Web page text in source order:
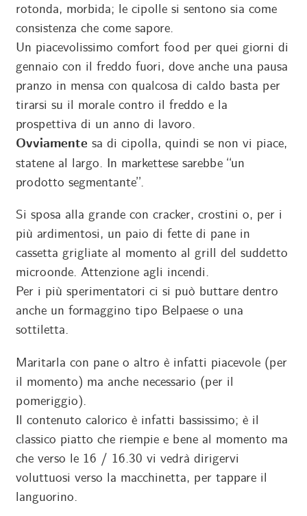
rotonda, morbida; le cipolle si sentono sia come
consistenza che come sapore.
Un piacevolissimo comfort food per quei giorni di
gennaio con il freddo fuori, dove anche una pausa
pranzo in mensa con qualcosa di caldo basta per
tirarsi su il morale contro il freddo e la
prospettiva di un anno di lavoro.
Ovviamente sa di cipolla, quindi se non vi piace,
statene al largo. In markettese sarebbe “un
prodotto segmentante”.
Si sposa alla grande con cracker, crostini o, per i
più ardimentosi, un paio di fette di pane in
cassetta grigliate al momento al grill del suddetto
microonde. Attenzione agli incendi.
Per i più sperimentatori ci si può buttare dentro
anche un formaggino tipo Belpaese o una
sottiletta.
Maritarla con pane o altro è infatti piacevole (per
il momento) ma anche necessario (per il
pomeriggio).
Il contenuto calorico è infatti bassissimo; è il
classico piatto che riempie e bene al momento ma
che verso le 16 / 16.30 vi vedrà dirigervi
voluttuosi verso la macchinetta, per tappare il
languorino.